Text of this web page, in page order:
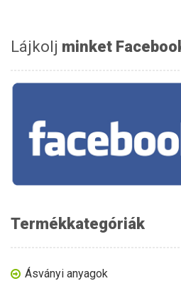
Lájkolj minket
Termékkategóriák
Ásványi anyagok